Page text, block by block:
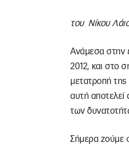
του Νίκου
Ανάμεσα στην
2012, και στο
μετατροπή
αυτή αποτελεί
των
Σήμερα ζούμε